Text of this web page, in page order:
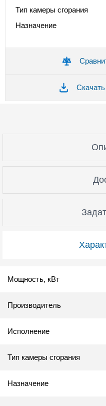
Тип камеры сгорания
Назначение
Мощность, кВт
Производитель
Исполнение
Тип камеры сгорания
Назначение